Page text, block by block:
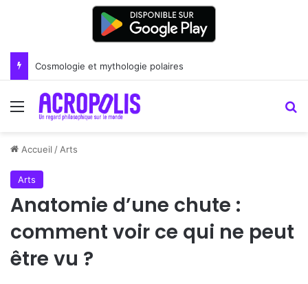
Cosmologie et mythologie polaires
Menu
Accueil / Arts
Arts
Anatomie d’une chute :
comment voir ce qui ne peut
être vu ?